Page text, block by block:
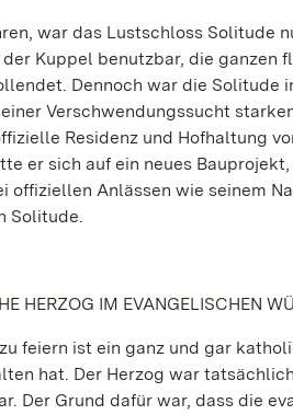
war das Lustschloss Solitude
Kuppel benutzbar, die ganzen
Dennoch war die Solitude
Verschwendungssucht
Residenz und Hofhaltung
er sich auf ein neues
offiziellen Anlässen wie seinem
Solitude.
HERZOG IM EVANGELISCHEN
feiern ist ein ganz und gar
hat. Der Herzog war
Der Grund dafür war, dass die